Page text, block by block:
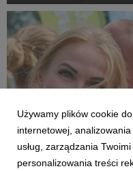
Sztafety - nowego
plantacjach owoców
Używamy plików cookie
internetowej,
usług, zarządzania
personalizowania treści